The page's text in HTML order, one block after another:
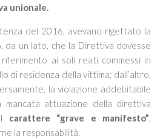
unionale.
del 2016, avevano rigettato la
da un lato, che la Direttiva dovesse
ai soli reati commessi in
di residenza della vittima; dall’altro,
la violazione addebitabile
attuazione della direttiva
carattere “grave e manifesto”,
la responsabilità.